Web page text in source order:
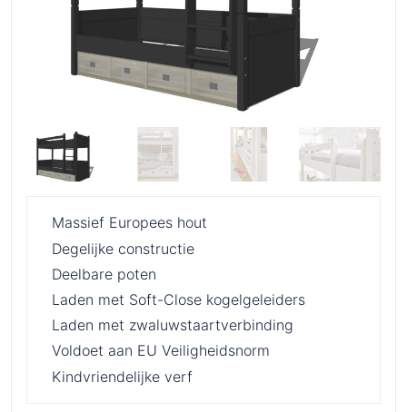
Massief Europees hout
Degelijke constructie
Deelbare poten
Laden met Soft-Close kogelgeleiders
Laden met zwaluwstaartverbinding
Voldoet aan EU Veiligheidsnorm
Kindvriendelijke verf